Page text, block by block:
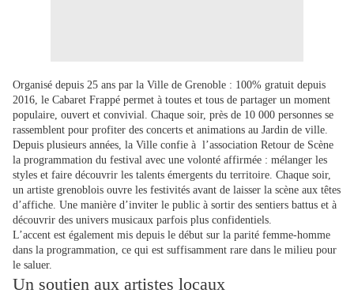
Organisé depuis 25 ans par la Ville de Grenoble : 100% gratuit depuis
2016, le Cabaret Frappé permet à toutes et tous de partager un moment
populaire, ouvert et convivial. Chaque soir, près de 10 000 personnes se
rassemblent pour profiter des concerts et animations au Jardin de ville.
Depuis plusieurs années, la Ville confie à l’association Retour de Scène
la programmation du festival avec une volonté affirmée : mélanger les
styles et faire découvrir les talents émergents du territoire. Chaque soir,
un artiste grenoblois ouvre les festivités avant de laisser la scène aux têtes
d’affiche. Une manière d’inviter le public à sortir des sentiers battus et à
découvrir des univers musicaux parfois plus confidentiels.
L’accent est également mis depuis le début sur la parité femme-homme
dans la programmation, ce qui est suffisamment rare dans le milieu pour
le saluer.
Un soutien aux artistes locaux